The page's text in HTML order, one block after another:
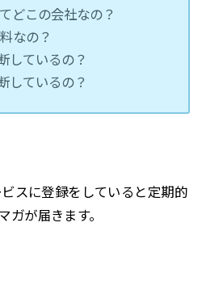
どこの会社なの？
なの？
しているの？
しているの？
スに登録をしていると定期的
ガが届きます。